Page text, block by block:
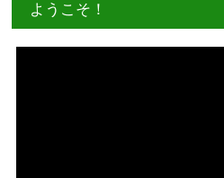
ようこそ！